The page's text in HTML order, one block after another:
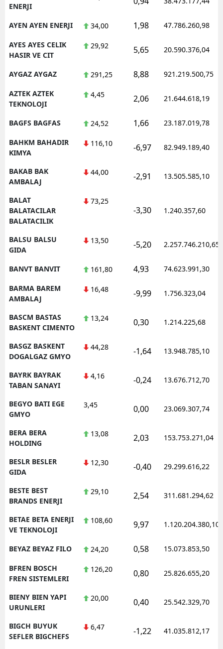
ENERJI
AYEN AYEN ENERJI 34,00 1,98 47.786.260,98
AYES AYES CELIK
HASIR VE CIT
29,92 5,65 20.590.376,04
AYGAZ AYGAZ 291,25 8,88 921.219.500,75
AZTEK AZTEK
TEKNOLOJI
4,45 2,06 21.644.618,19
BAGFS BAGFAS 24,52 1,66 23.187.019,78
BAHKM BAHADIR
KIMYA
116,10 -6,97 82.949.189,40
BAKAB BAK
AMBALAJ
44,00 -2,91 13.505.585,10
BALAT
BALATACILAR
BALATACILIK
73,25
-3,30 1.240.357,60
BALSU BALSU
GIDA
13,50 -5,20 2.257.746.210,65
BANVT BANVIT 161,80 4,93 74.623.991,30
BARMA BAREM
AMBALAJ
16,48 -9,99 1.756.323,04
BASCM BASTAS
BASKENT CIMENTO
13,24 0,30 1.214.225,68
BASGZ BASKENT
DOGALGAZ GMYO
44,28 -1,64 13.948.785,10
BAYRK BAYRAK
TABAN SANAYI
4,16 -0,24 13.676.712,70
BEGYO BATI EGE
GMYO
3,45 0,00 23.069.307,74
BERA BERA
HOLDING
13,08 2,03 153.753.271,04
BESLR BESLER
GIDA
12,30 -0,40 29.299.616,22
BESTE BEST
BRANDS ENERJI
29,10 2,54 311.681.294,62
BETAE BETA ENERJI
VE TEKNOLOJI
108,60 9,97 1.120.204.380,10
BEYAZ BEYAZ FILO 24,20 0,58 15.073.853,50
BFREN BOSCH
FREN SISTEMLERI
126,20 0,80 25.826.655,20
BIENY BIEN YAPI
URUNLERI
20,00 0,40 25.542.329,70
BIGCH BUYUK
SEFLER BIGCHEFS
6,47 -1,22 41.035.812,17